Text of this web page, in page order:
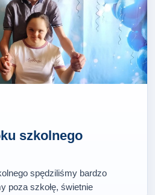
szkolnego
spędziliśmy bardzo
poza szkołę, świetnie